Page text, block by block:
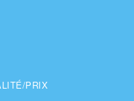
PRIX